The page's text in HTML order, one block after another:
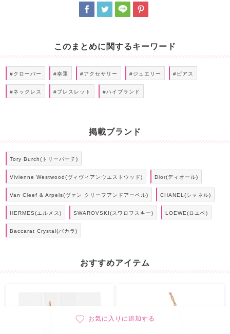
お気に入りに追加する
このまとめに関するキーワード
#クローバー #幸運 #アクセサリー #ジュエリー #ピアス
#ネックレス #ブレスレット #ハイブランド
掲載ブランド
Tory Burch(トリーバーチ)
Vivienne Westwood(ヴィヴィアンウエストウッド) Dior(ディオール)
Van Cleef & Arpels(ヴァン クリーフアンドアーペル) CHANEL(シャネル)
HERMES(エルメス) SWAROVSKI(スワロフスキー) LOEWE(ロエベ)
Baccarat Crystal(バカラ)
おすすめアイテム